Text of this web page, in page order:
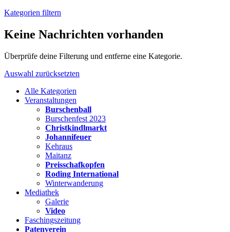
Kategorien filtern
Keine Nachrichten vorhanden
Überprüfe deine Filterung und entferne eine Kategorie.
Auswahl zurücksetzten
Alle Kategorien
Veranstaltungen
Burschenball
Burschenfest 2023
Christkindlmarkt
Johannifeuer
Kehraus
Maitanz
Preisschafkopfen
Roding International
Winterwanderung
Mediathek
Galerie
Video
Faschingszeitung
Patenverein